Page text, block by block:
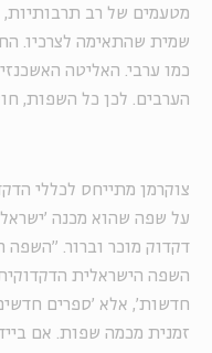
מטעמים של רב
שמית שהתאימה לצרכיו.
כמו ערבי. האליטה
הערבים. לכן כל השפות,
צוקרמן מתייחס לכללי
על שפה שהוא מכנה
דקדוק מוכר וברור. "השפה
השפה הישראלית
חדשות', אלא 'ספרים
זמנית מכמה שפות. אם